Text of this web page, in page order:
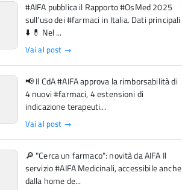
#AIFA pubblica il Rapporto #OsMed 2025
sull’uso dei #farmaci in Italia. Dati principali
⬇️ 💊 Nel ...
Vai al post →
📢 Il CdA #AIFA approva la rimborsabilità di
4 nuovi #farmaci, 4 estensioni di
indicazione terapeuti...
Vai al post →
🔎 "Cerca un farmaco": novità da AIFA Il
servizio #AIFA Medicinali, accessibile anche
dalla home de...